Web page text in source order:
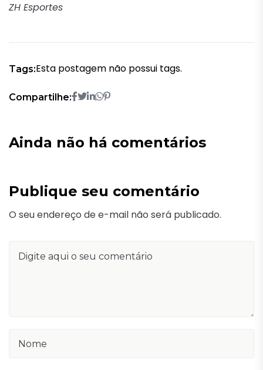
ZH Esportes
Tags:Esta postagem não possui tags.
Compartilhe:
Ainda não há comentários
Publique seu comentário
O seu endereço de e-mail não será publicado.